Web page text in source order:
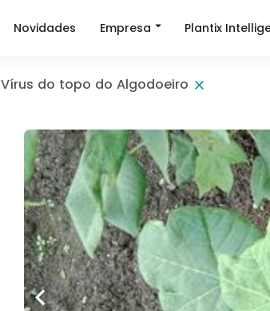
Novidades Empresa Plantix
Vírus do topo do Algodoeiro